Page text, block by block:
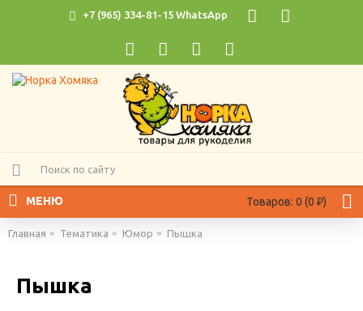
+7 (965) 334-81-15 WhatsApp
Товаров: 0 (0 ₽)
МЕНЮ
Главная Тематика Юмор Пышка
Пышка